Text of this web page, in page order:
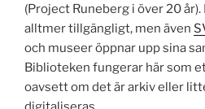
(Project Runeberg i över 20
alltmer tillgängligt, men även
och museer öppnar upp sina
Biblioteken fungerar här som
oavsett om det är arkiv eller